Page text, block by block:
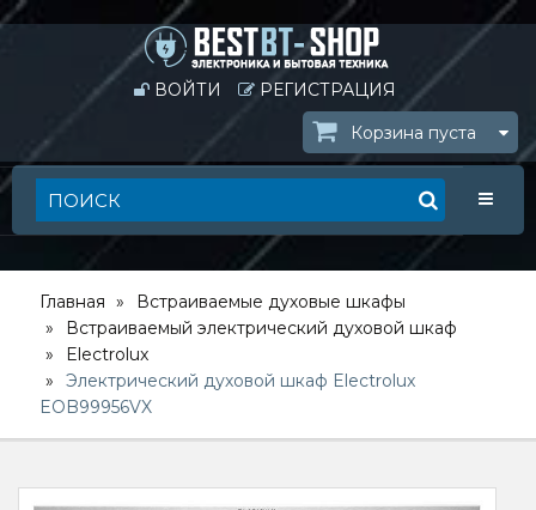
ВОЙТИ
РЕГИСТРАЦИЯ
Корзина пуста
Главная
Встраиваемые духовые шкафы
Встраиваемый электрический духовой шкаф
Electrolux
Электрический духовой шкаф Electrolux
EOB99956VX